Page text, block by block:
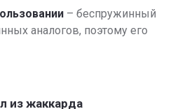
– беспружинный
аналогов, поэтому его
из жаккарда